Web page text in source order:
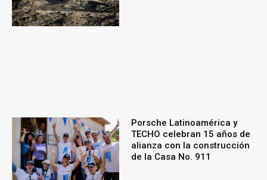
Porsche Latinoamérica y
TECHO celebran 15 años de
alianza con la construcción
de la Casa No. 911